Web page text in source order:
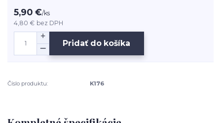
5,90 €/ks
4,80 € bez DPH
Pridať do košíka
Číslo produktu: K176